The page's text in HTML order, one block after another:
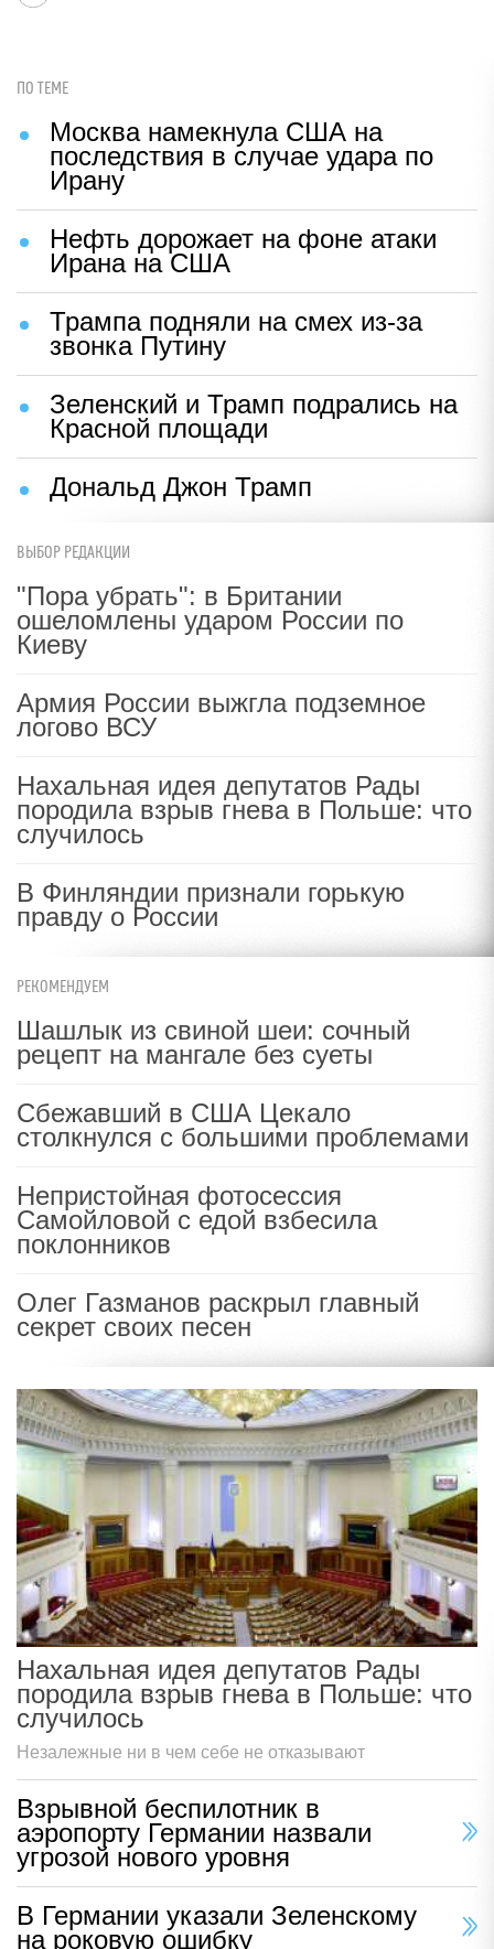
ПО ТЕМЕ
Москва намекнула США на
последствия в случае удара по
Ирану
Нефть дорожает на фоне атаки
Ирана на США
Трампа подняли на смех из-за
звонка Путину
Зеленский и Трамп подрались на
Красной площади
Дональд Джон Трамп
ВЫБОР РЕДАКЦИИ
"Пора убрать": в Британии
ошеломлены ударом России по
Киеву
Армия России выжгла подземное
логово ВСУ
Нахальная идея депутатов Рады
породила взрыв гнева в Польше: что
случилось
В Финляндии признали горькую
правду о России
РЕКОМЕНДУЕМ
Шашлык из свиной шеи: сочный
рецепт на мангале без суеты
Сбежавший в США Цекало
столкнулся с большими проблемами
Непристойная фотосессия
Самойловой с едой взбесила
поклонников
Олег Газманов раскрыл главный
секрет своих песен
Нахальная идея депутатов Рады
породила взрыв гнева в Польше: что
случилось
Незалежные ни в чем себе не отказывают
Взрывной беспилотник в
аэропорту Германии назвали
угрозой нового уровня
В Германии указали Зеленскому
на роковую ошибку